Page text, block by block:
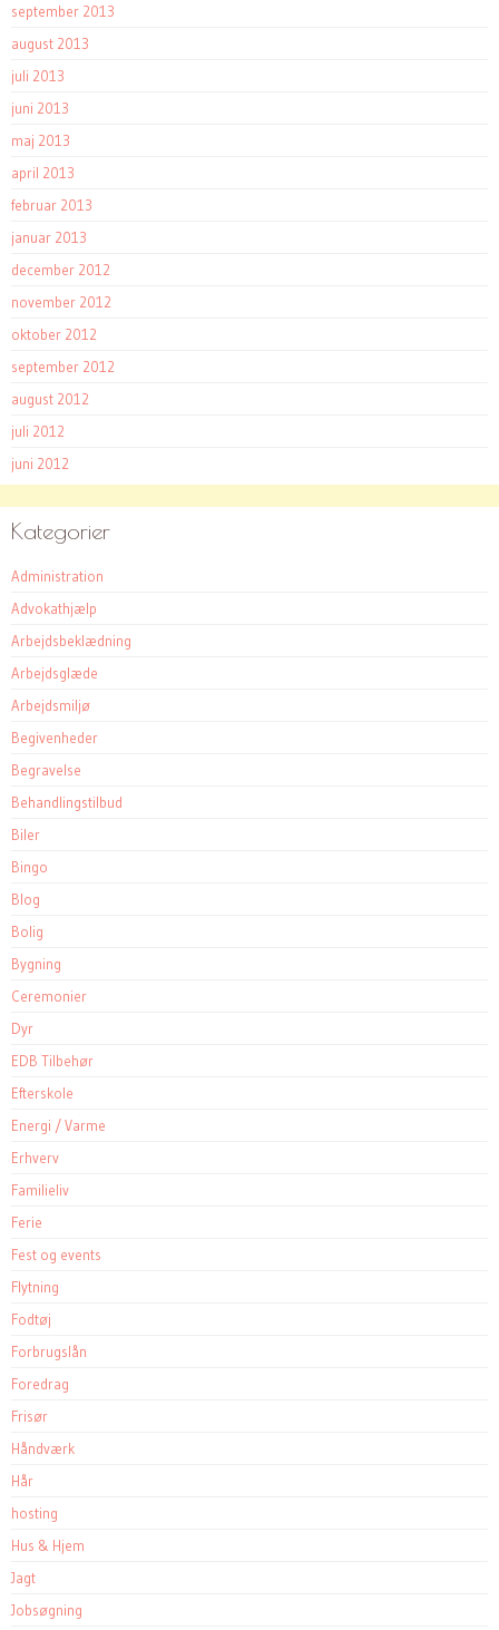
september 2013
august 2013
juli 2013
juni 2013
maj 2013
april 2013
februar 2013
januar 2013
december 2012
november 2012
oktober 2012
september 2012
august 2012
juli 2012
juni 2012
Kategorier
Administration
Advokathjælp
Arbejdsbeklædning
Arbejdsglæde
Arbejdsmiljø
Begivenheder
Begravelse
Behandlingstilbud
Biler
Bingo
Blog
Bolig
Bygning
Ceremonier
Dyr
EDB Tilbehør
Efterskole
Energi / Varme
Erhverv
Familieliv
Ferie
Fest og events
Flytning
Fodtøj
Forbrugslån
Foredrag
Frisør
Håndværk
Hår
hosting
Hus & Hjem
Jagt
Jobsøgning